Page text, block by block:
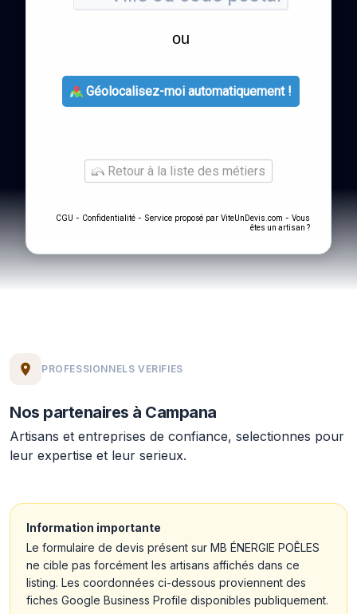
ou
Géolocalisez-moi automatiquement !
Retour à la liste des métiers
CGU - Confidentialité - Service proposé par ViteUnDevis.com - Vous
êtes un artisan ?
PROFESSIONNELS VERIFIES
Nos partenaires à Campana
Artisans et entreprises de confiance, selectionnes pour
leur expertise et leur serieux.
Information importante
Le formulaire de devis présent sur MB ÉNERGIE POÊLES
ne cible pas forcément les artisans affichés dans ce
listing. Les coordonnées ci-dessous proviennent des
fiches Google Business Profile disponibles publiquement.